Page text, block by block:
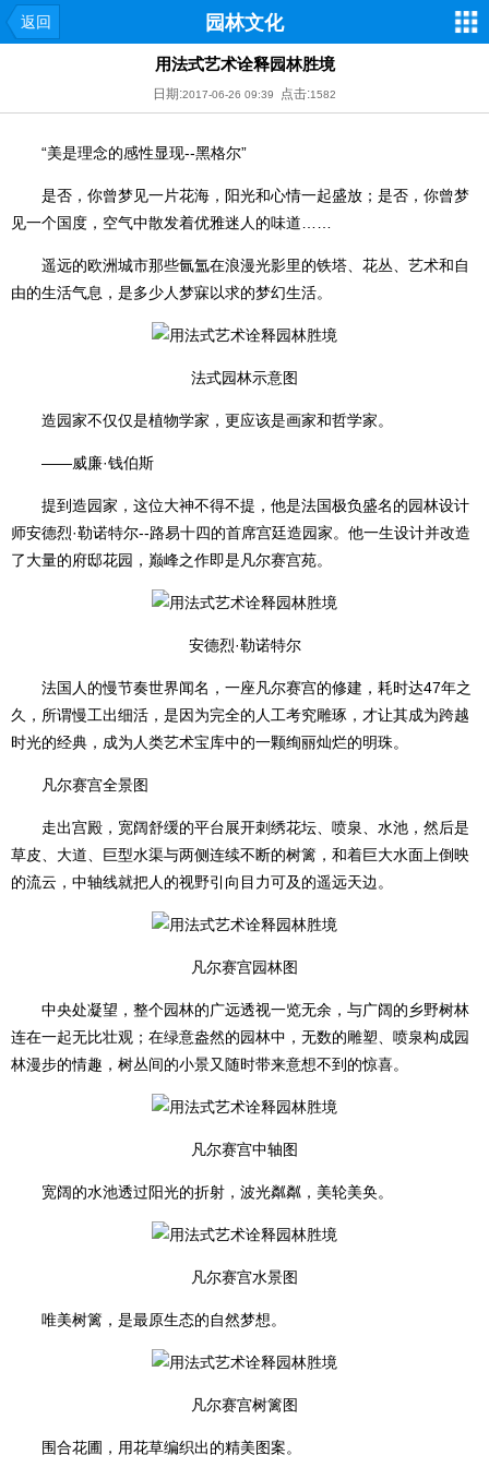
返回 园林文化
用法式艺术诠释园林胜境
日期:2017-06-26 09:39 点击:1582
“美是理念的感性显现--黑格尔”
是否，你曾梦见一片花海，阳光和心情一起盛放；是否，你曾梦
见一个国度，空气中散发着优雅迷人的味道……
遥远的欧洲城市那些氤氲在浪漫光影里的铁塔、花丛、艺术和自
由的生活气息，是多少人梦寐以求的梦幻生活。
法式园林示意图
造园家不仅仅是植物学家，更应该是画家和哲学家。
——威廉·钱伯斯
提到造园家，这位大神不得不提，他是法国极负盛名的园林设计
师安德烈·勒诺特尔--路易十四的首席宫廷造园家。他一生设计并改造
了大量的府邸花园，巅峰之作即是凡尔赛宫苑。
安德烈·勒诺特尔
法国人的慢节奏世界闻名，一座凡尔赛宫的修建，耗时达47年之
久，所谓慢工出细活，是因为完全的人工考究雕琢，才让其成为跨越
时光的经典，成为人类艺术宝库中的一颗绚丽灿烂的明珠。
凡尔赛宫全景图
走出宫殿，宽阔舒缓的平台展开刺绣花坛、喷泉、水池，然后是
草皮、大道、巨型水渠与两侧连续不断的树篱，和着巨大水面上倒映
的流云，中轴线就把人的视野引向目力可及的遥远天边。
凡尔赛宫园林图
中央处凝望，整个园林的广远透视一览无余，与广阔的乡野树林
连在一起无比壮观；在绿意盎然的园林中，无数的雕塑、喷泉构成园
林漫步的情趣，树丛间的小景又随时带来意想不到的惊喜。
凡尔赛宫中轴图
宽阔的水池透过阳光的折射，波光粼粼，美轮美奂。
凡尔赛宫水景图
唯美树篱，是最原生态的自然梦想。
凡尔赛宫树篱图
围合花圃，用花草编织出的精美图案。